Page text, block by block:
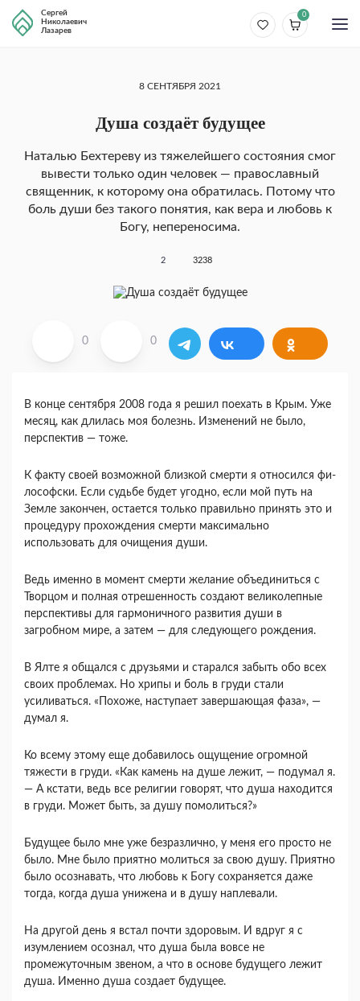
Сергей
Николаевич
Лазарев
0
8 СЕНТЯБРЯ 2021
Душа создаёт будущее
Наталью Бехтереву из тяжелейшего состояния смог
вывести только один человек — православный
священник, к которому она обратилась. Потому что
боль души без такого понятия, как вера и лю­бовь к
Богу, непереносима.
2 3238
0 0
В конце сентября 2008 года я решил поехать в Крым. Уже
месяц, как длилась моя болезнь. Из­менений не было,
перспектив — тоже.
К факту своей возможной близкой смерти я относился фи­
лософски. Если судьбе будет угодно, если мой путь на
Земле закончен, остается только правиль­но принять это и
процедуру прохождения смерти максимально
использовать для очищения души.
Ведь именно в момент смерти желание объеди­ниться с
Творцом и полная отрешенность создают великолепные
перспективы для гармоничного раз­вития души в
загробном мире, а затем — для сле­дующего рождения.
В Ялте я общался с друзьями и старался забыть обо всех
своих проблемах. Но хрипы и боль в груди стали
усиливаться. «Похо­же, наступает завершающая фаза», —
думал я.
Ко всему этому еще добавилось ощущение огромной
тяжести в груди. «Как камень на душе лежит, — подумал я.
— А кстати, ведь все религии говорят, что душа находится
в груди. Может быть, за душу помолиться?»
Будущее было мне уже безразлично, у меня его просто не
было. Мне было приятно молиться за свою душу. Приятно
было осознавать, что любовь к Богу сохраняется даже
тогда, когда душа уни­жена и в душу наплевали.
На другой день я встал почти здоровым. И вдруг я с
изумлением осознал, что душа была вовсе не
промежуточным звеном, а что в основе будущего лежит
душа. Именно душа создает будущее.